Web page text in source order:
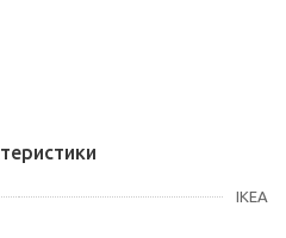
IKEA